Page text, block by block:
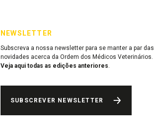
NEWSLETTER
Subscreva a nossa newsletter para se manter a par das
novidades acerca da Ordem dos Médicos Veterinários.
Veja aqui todas as edições anteriores.
SUBSCREVER NEWSLETTER